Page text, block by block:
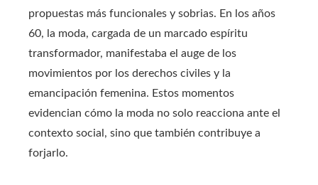
propuestas más funcionales y sobrias. En los años
60, la moda, cargada de un marcado espíritu
transformador, manifestaba el auge de los
movimientos por los derechos civiles y la
emancipación femenina. Estos momentos
evidencian cómo la moda no solo reacciona ante el
contexto social, sino que también contribuye a
forjarlo.